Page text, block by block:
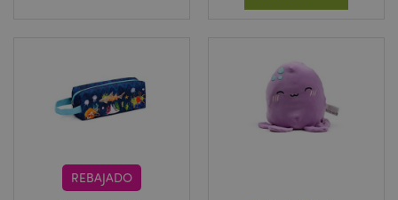
REBAJADO
form_key
Adobe Inc.
.www.puckator.es